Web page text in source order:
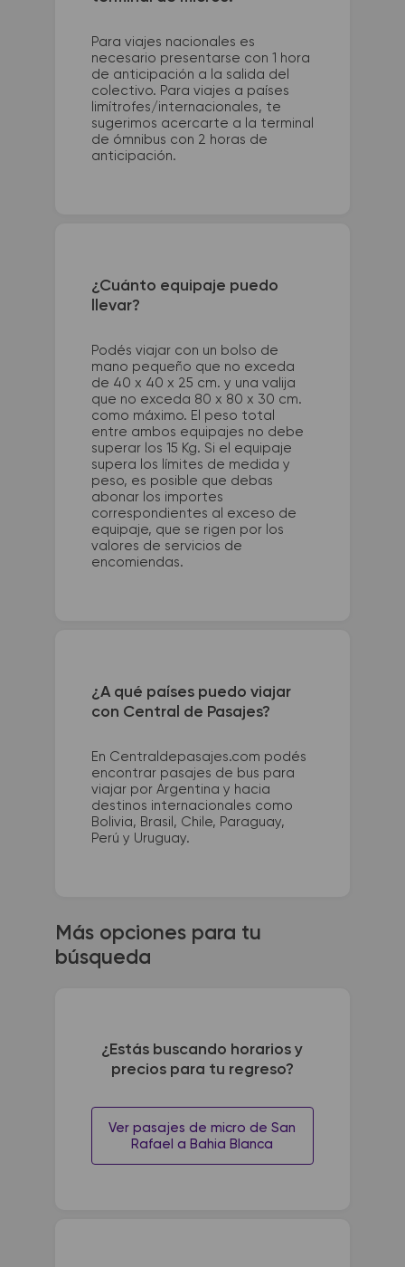
Para viajes nacionales es
necesario presentarse con 1 hora
de anticipación a la salida del
colectivo. Para viajes a países
limítrofes/internacionales, te
sugerimos acercarte a la terminal
de ómnibus con 2 horas de
anticipación.
¿Cuánto equipaje puedo
llevar?
Podés viajar con un bolso de
mano pequeño que no exceda
de 40 x 40 x 25 cm. y una valija
que no exceda 80 x 80 x 30 cm.
como máximo. El peso total
entre ambos equipajes no debe
superar los 15 Kg. Si el equipaje
supera los límites de medida y
peso, es posible que debas
abonar los importes
correspondientes al exceso de
equipaje, que se rigen por los
valores de servicios de
encomiendas.
¿A qué países puedo viajar
con Central de Pasajes?
En Centraldepasajes.com podés
encontrar pasajes de bus para
viajar por Argentina y hacia
destinos internacionales como
Bolivia, Brasil, Chile, Paraguay,
Perú y Uruguay.
Más opciones para tu
búsqueda
¿Estás buscando horarios y
precios para tu regreso?
Ver pasajes de micro de San
Rafael a Bahia Blanca